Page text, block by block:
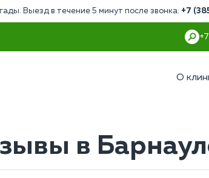
Выезд в течение 5 минут после звонка: +7
О
в